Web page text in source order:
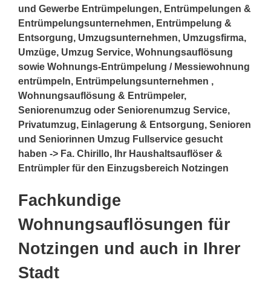
und Gewerbe Entrümpelungen, Entrümpelungen &
Entrümpelungsunternehmen, Entrümpelung &
Entsorgung, Umzugsunternehmen, Umzugsfirma,
Umzüge, Umzug Service, Wohnungsauflösung
sowie Wohnungs-Entrümpelung / Messiewohnung
entrümpeln, Entrümpelungsunternehmen ,
Wohnungsauflösung & Entrümpeler,
Seniorenumzug oder Seniorenumzug Service,
Privatumzug, Einlagerung & Entsorgung, Senioren
und Seniorinnen Umzug Fullservice gesucht
haben -> Fa. Chirillo, Ihr Haushaltsauflöser &
Entrümpler für den Einzugsbereich Notzingen
Fachkundige
Wohnungsauflösungen für
Notzingen und auch in Ihrer
Stadt